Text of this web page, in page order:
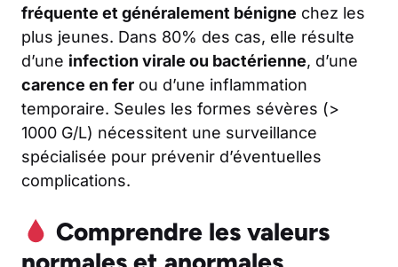
fréquente et généralement bénigne chez les
plus jeunes. Dans 80% des cas, elle résulte
d’une infection virale ou bactérienne, d’une
carence en fer ou d’une inflammation
temporaire. Seules les formes sévères (>
1000 G/L) nécessitent une surveillance
spécialisée pour prévenir d’éventuelles
complications.
Comprendre les valeurs